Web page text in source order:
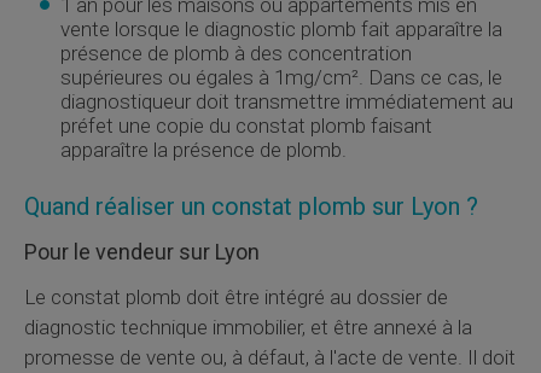
vente lorsque le diagnostic plomb fait apparaître la
présence de plomb à des concentration
supérieures ou égales à 1mg/cm². Dans ce cas, le
diagnostiqueur doit transmettre immédiatement au
préfet une copie du constat plomb faisant
apparaître la présence de plomb.
Quand réaliser un constat plomb sur Lyon ?
Pour le vendeur sur Lyon
Le constat plomb doit être intégré au dossier de
diagnostic technique immobilier, et être annexé à la
promesse de vente ou, à défaut, à l'acte de vente. Il doit